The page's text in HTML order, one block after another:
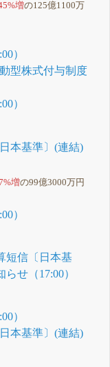
増の125億1100万
）
型株式付与制度
）
本基準〕(連結)
増の99億3000万円
）
短信〔日本基
せ（17:00）
）
本基準〕(連結)